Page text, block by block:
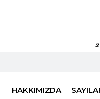
HAKKIMIZDA